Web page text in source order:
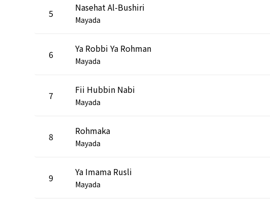
5 Nasehat Al-Bushiri
Mayada
6 Ya Robbi Ya Rohman
Mayada
7 Fii Hubbin Nabi
Mayada
8 Rohmaka
Mayada
9 Ya Imama Rusli
Mayada